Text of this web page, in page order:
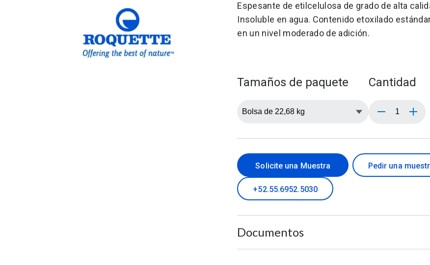
Espesante de etilcelulosa de grado de alta
Insoluble en agua. Contenido etoxilado
en un nivel moderado de adición.
Tamaños de paquete Cantidad
Solicite una Muestra Pedir una
+52.55.6952.5030
Documentos